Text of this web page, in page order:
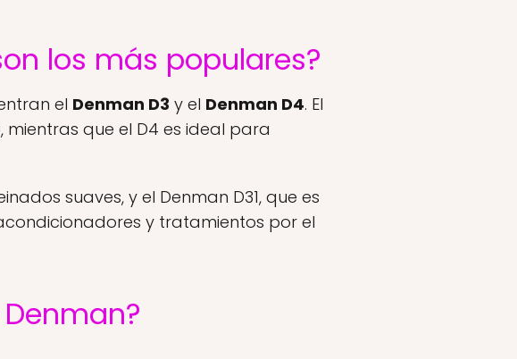
los más populares?
el Denman D3 y el Denman D4. El
que el D4 es ideal para
suaves, y el Denman D31, que es
y tratamientos por el